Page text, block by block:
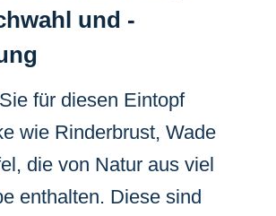
und -
für diesen Eintopf
wie Rinderbrust, Wade
die von Natur aus viel
enthalten. Diese sind